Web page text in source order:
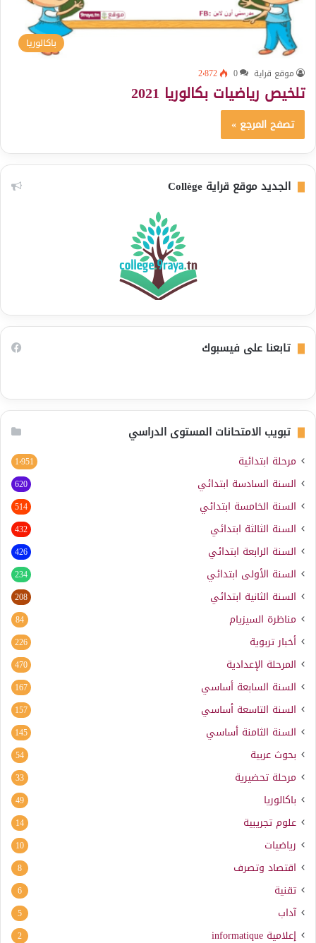
باكالوريا
موقع قراية 0 2٬872
تلخيص رياضيات بكالوريا 2021
تصفح المرجع »
الجديد موقع قراية Collège
تابعنا على فيسبوك
تبويب الامتحانات المستوى الدراسي
مرحلة ابتدائية 1٬951
السنة السادسة ابتدائي 620
السنة الخامسة ابتدائي 514
السنة الثالثة ابتدائي 432
السنة الرابعة ابتدائي 426
السنة الأولى ابتدائي 234
السنة الثانية ابتدائي 208
مناظرة السيزيام 84
أخبار تربوية 226
المرحلة الإعدادية 470
السنة السابعة أساسي 167
السنة التاسعة أساسي 157
السنة الثامنة أساسي 145
بحوث عربية 54
مرحلة تحضيرية 33
باكالوريا 49
علوم تجريبية 14
رياضيات 10
اقتصاد وتصرف 8
تقنية 6
آداب 5
إعلامية informatique
2